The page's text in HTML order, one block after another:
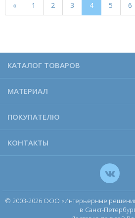
« 1 2 3 4 5 6
КАТАЛОГ ТОВАРОВ
МАТЕРИАЛ
ПОКУПАТЕЛЮ
КОНТАКТЫ
© 2003-2026 ООО «Интерьерные
в Санкт-